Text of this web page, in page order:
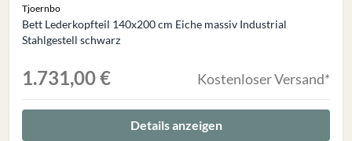
Tjoernbo
Bett Lederkopfteil 140x200 cm Eiche massiv Industrial
Stahlgestell schwarz
1.731,00 € Kostenloser Versand*
Details anzeigen